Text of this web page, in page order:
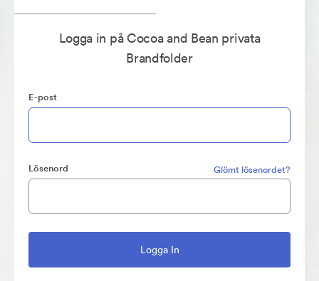
Logga in på Cocoa and Bean privata
Brandfolder
E-post
Lösenord Glömt lösenordet?